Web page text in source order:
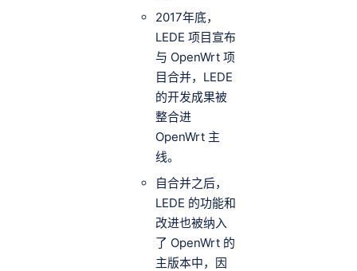
2017年底，
LEDE 项目宣布
与 OpenWrt 项
目合并，LEDE
的开发成果被
整合进
OpenWrt 主
线。
自合并之后，
LEDE 的功能和
改进也被纳入
了 OpenWrt 的
主版本中，因